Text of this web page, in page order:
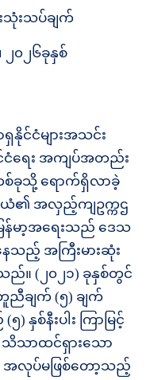
းသုံးသပ်ချက်
၂၀၂၆ခုနှစ်
င်ငံများအသင်း
ငံရေး အကျပ်အတည်း
ခုသို့ ရောက်ရှိလာခဲ့
၏ အလှည့်ကျဥက္ကဌ
မာ့အရေးသည် ဒေသ
ေသည့် အကြီးမားဆုံး
သည်။ (၂၀၂၁) ခုနှစ်တွင်
ချက် (၅) ချက်
၅) နှစ်နီးပါး ကြာမြင့်
ာထင်ရှားသော
အလုပ်မဖြစ်တော့သည့်